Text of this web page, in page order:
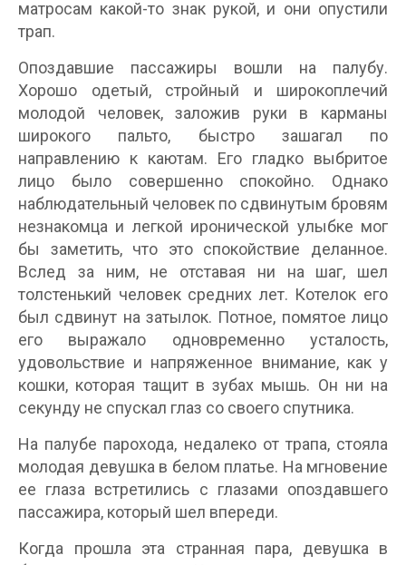
матросам какой-то знак рукой, и они опустили
трап.
Опоздавшие пассажиры вошли на палубу.
Хорошо одетый, стройный и широкоплечий
молодой человек, заложив руки в карманы
широкого пальто, быстро зашагал по
направлению к каютам. Его гладко выбритое
лицо было совершенно спокойно. Однако
наблюдательный человек по сдвинутым бровям
незнакомца и легкой иронической улыбке мог
бы заметить, что это спокойствие деланное.
Вслед за ним, не отставая ни на шаг, шел
толстенький человек средних лет. Котелок его
был сдвинут на затылок. Потное, помятое лицо
его выражало одновременно усталость,
удовольствие и напряженное внимание, как у
кошки, которая тащит в зубах мышь. Он ни на
секунду не спускал глаз со своего спутника.
На палубе парохода, недалеко от трапа, стояла
молодая девушка в белом платье. На мгновение
ее глаза встретились с глазами опоздавшего
пассажира, который шел впереди.
Когда прошла эта странная пара, девушка в